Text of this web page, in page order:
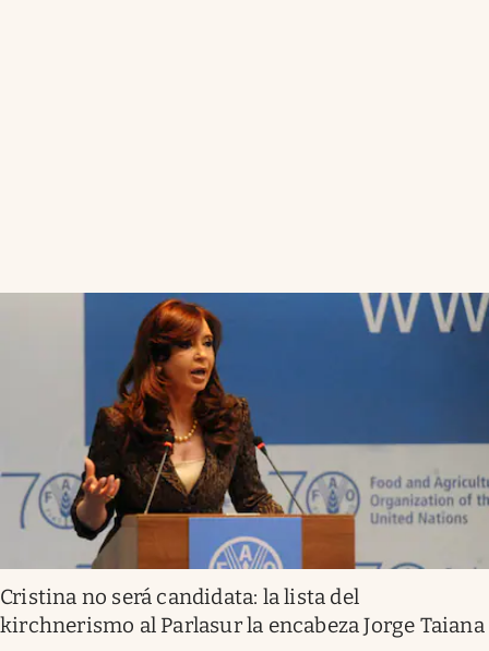
Cristina no será candidata: la lista del
kirchnerismo al Parlasur la encabeza Jorge Taiana